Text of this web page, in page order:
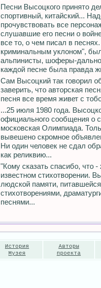
Песни Высоцкого принято
спортивный, китайский...
прочувствовать все
слушавшие его песни о
все то, о чем писал в
криминальным уклоном",
альпинисты, шоферы-
каждой песне была правда
Сам Высоцкий так говорил
заверить, что авторская
песня все время живет с
...25 июля 1980 года.
официального сообщения о
московская Олимпиада.
вывешено скромное
Ни один человек не сдал
как реликвию...
"Кому сказать спасибо, что
известном стихотворении.
людской памяти,
стихотворениями,
песнями...
История
Музея
Авторы
проекта